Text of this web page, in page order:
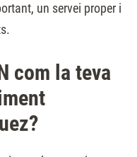
un servei proper i
com la teva